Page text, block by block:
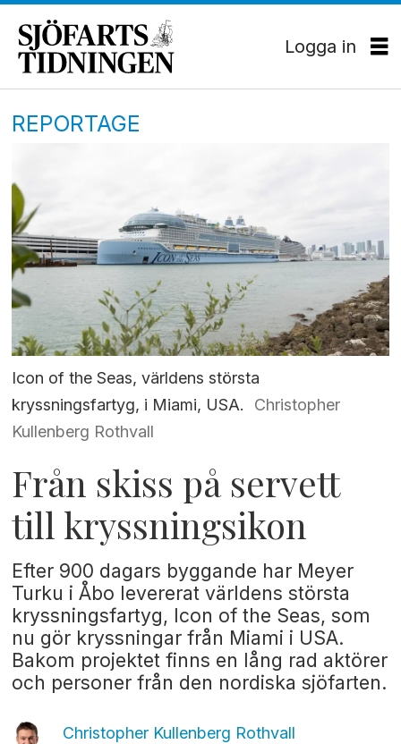
Logga in
REPORTAGE
Icon of the Seas, världens största
kryssningsfartyg, i Miami, USA.
Christopher
Kullenberg Rothvall
Från skiss på servett
till kryssningsikon
Efter 900 dagars byggande har Meyer
Turku i Åbo levererat världens största
kryssningsfartyg, Icon of the Seas, som
nu gör kryssningar från Miami i USA.
Bakom projektet finns en lång rad aktörer
och personer från den nordiska sjöfarten.
Christopher Kullenberg Rothvall